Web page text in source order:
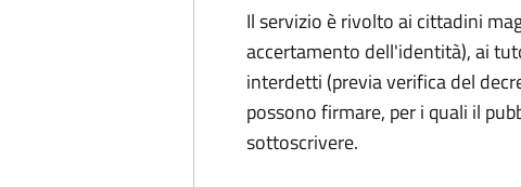
Il servizio è rivolto ai cittadini
accertamento dell'identità), ai
interdetti (previa verifica del
possono firmare, per i quali il
sottoscrivere.